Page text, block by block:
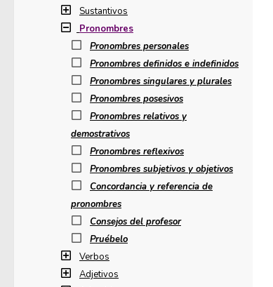
Sustantivos
Pronombres
Pronombres personales
Pronombres definidos e indefinidos
Pronombres singulares y plurales
Pronombres posesivos
Pronombres relativos y
demostrativos
Pronombres reflexivos
Pronombres subjetivos y objetivos
Concordancia y referencia de
pronombres
Consejos del profesor
Pruébelo
Verbos
Adjetivos